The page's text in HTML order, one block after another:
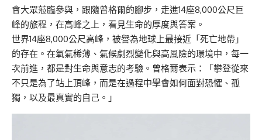
會大眾蒞臨參與， 跟隨曾格爾的腳步，走進14座8,000公尺巨
峰的旅程，在高峰之上，看見生命的厚度與答案。
世界14座8,000公尺高峰，被譽為地球上最接近「死亡地帶」
的存在。在氧氣稀薄、氣候劇烈變化與高風險的環境中，每一
次前進，都是對生命與意志的考驗。曾格爾表示：「攀登從來
不只是為了站上頂峰，而是在過程中學會如何面對恐懼、孤
獨，以及最真實的自己。」